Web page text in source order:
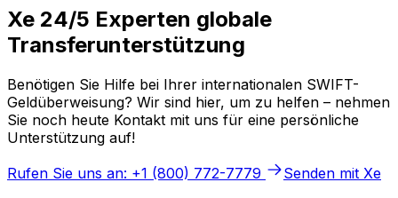
Xe 24/5 Experten globale
Transferunterstützung
Benötigen Sie Hilfe bei Ihrer internationalen SWIFT-
Geldüberweisung? Wir sind hier, um zu helfen – nehmen
Sie noch heute Kontakt mit uns für eine persönliche
Unterstützung auf!
Rufen Sie uns an: +1 (800) 772-7779
Senden mit Xe